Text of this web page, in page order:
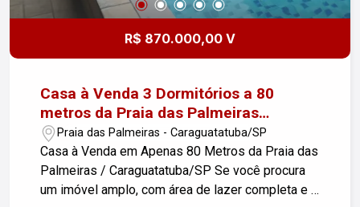
R$ 870.000,00 V
Casa à Venda 3 Dormitórios a 80
metros da Praia das Palmeiras
Caraguatatuba / SP
Praia das Palmeiras - Caraguatatuba/SP
Casa à Venda em Apenas 80 Metros da Praia das
Palmeiras / Caraguatatuba/SP Se você procura
um imóvel amplo, com área de lazer completa e a